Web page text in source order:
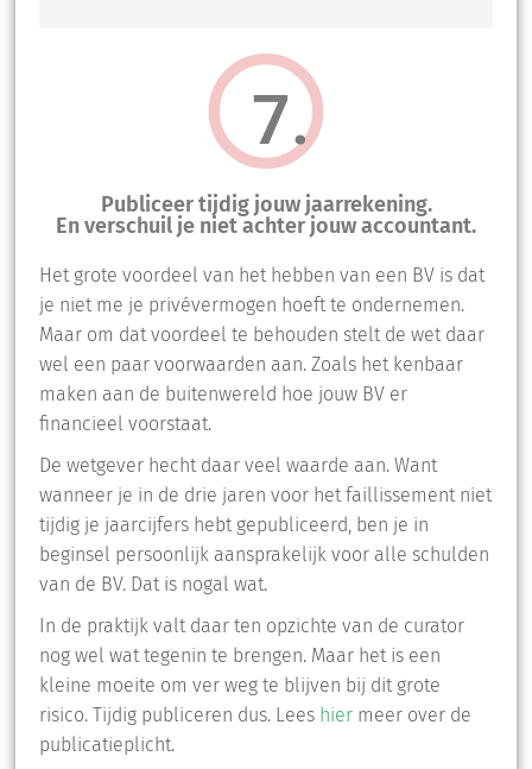
7.
Publiceer tijdig jouw jaarrekening.
En verschuil je niet achter jouw accountant.
Het grote voordeel van het hebben van een BV is dat
je niet me je privévermogen hoeft te ondernemen.
Maar om dat voordeel te behouden stelt de wet daar
wel een paar voorwaarden aan. Zoals het kenbaar
maken aan de buitenwereld hoe jouw BV er
financieel voorstaat.
De wetgever hecht daar veel waarde aan. Want
wanneer je in de drie jaren voor het faillissement niet
tijdig je jaarcijfers hebt gepubliceerd, ben je in
beginsel persoonlijk aansprakelijk voor alle schulden
van de BV. Dat is nogal wat.
In de praktijk valt daar ten opzichte van de curator
nog wel wat tegenin te brengen. Maar het is een
kleine moeite om ver weg te blijven bij dit grote
risico. Tijdig publiceren dus. Lees hier meer over de
publicatieplicht.